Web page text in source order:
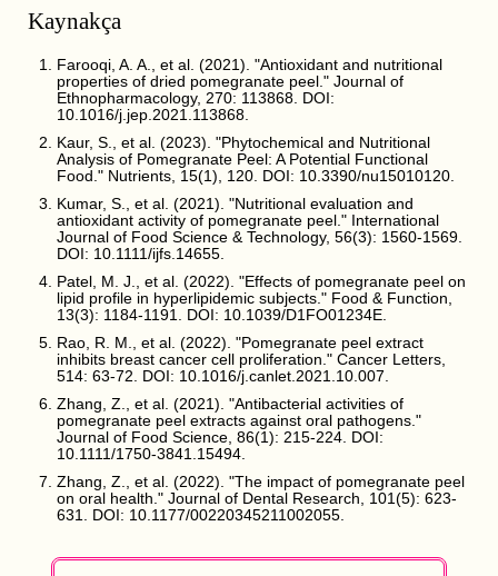
Kaynakça
Farooqi, A. A., et al. (2021). "Antioxidant and nutritional
properties of dried pomegranate peel." Journal of
Ethnopharmacology, 270: 113868. DOI:
10.1016/j.jep.2021.113868.
Kaur, S., et al. (2023). "Phytochemical and Nutritional
Analysis of Pomegranate Peel: A Potential Functional
Food." Nutrients, 15(1), 120. DOI: 10.3390/nu15010120.
Kumar, S., et al. (2021). "Nutritional evaluation and
antioxidant activity of pomegranate peel." International
Journal of Food Science & Technology, 56(3): 1560-1569.
DOI: 10.1111/ijfs.14655.
Patel, M. J., et al. (2022). "Effects of pomegranate peel on
lipid profile in hyperlipidemic subjects." Food & Function,
13(3): 1184-1191. DOI: 10.1039/D1FO01234E.
Rao, R. M., et al. (2022). "Pomegranate peel extract
inhibits breast cancer cell proliferation." Cancer Letters,
514: 63-72. DOI: 10.1016/j.canlet.2021.10.007.
Zhang, Z., et al. (2021). "Antibacterial activities of
pomegranate peel extracts against oral pathogens."
Journal of Food Science, 86(1): 215-224. DOI:
10.1111/1750-3841.15494.
Zhang, Z., et al. (2022). "The impact of pomegranate peel
on oral health." Journal of Dental Research, 101(5): 623-
631. DOI: 10.1177/00220345211002055.